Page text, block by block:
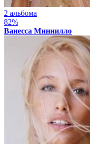
2 альбома
82%
Ванесса Миннилло